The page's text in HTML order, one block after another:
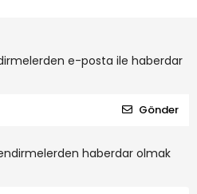
e-posta ile haberdar
Gönder
haberdar olmak